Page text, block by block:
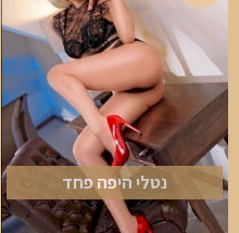
נטלי היפה פחד